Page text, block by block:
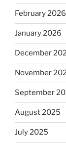
February 2026
January 2026
December
November
September
August 2025
July 2025